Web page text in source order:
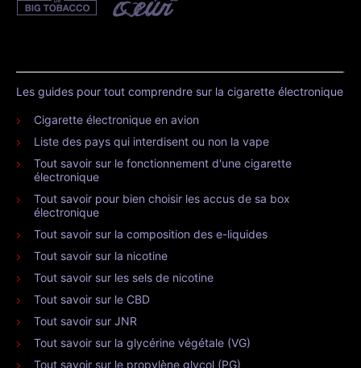
Les guides pour tout comprendre sur la cigarette électronique
Cigarette électronique en avion
Liste des pays qui interdisent ou non la vape
Tout savoir sur le fonctionnement d'une cigarette
électronique
Tout savoir pour bien choisir les accus de sa box
électronique
Tout savoir sur la composition des e-liquides
Tout savoir sur la nicotine
Tout savoir sur les sels de nicotine
Tout savoir sur le CBD
Tout savoir sur JNR
Tout savoir sur la glycérine végétale (VG)
Tout savoir sur le propylène glycol (PG)